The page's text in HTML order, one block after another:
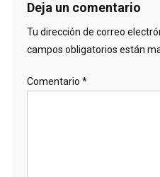
Deja un comentario
Tu dirección de correo
campos obligatorios están
Comentario *